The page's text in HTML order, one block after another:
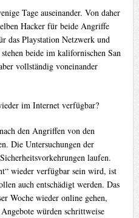
Tage auseinander. Von daher
Hacker für beide Angriffe
das Playstation Netzwerk und
beide im kalifornischen San
vollständig voneinander
im Internet verfügbar?
den Angriffen von den
Die Untersuchungen der
laufen.
wieder verfügbar sein wird, ist
auch entschädigt werden. Das
Woche wieder online gehen,
würden schrittweise